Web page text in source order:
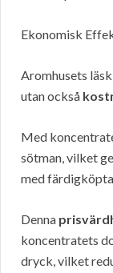
Ekonomisk
Aromhusets
utan också
Med
sötman, vilket
med
Denna
koncentratets
dryck, vilket